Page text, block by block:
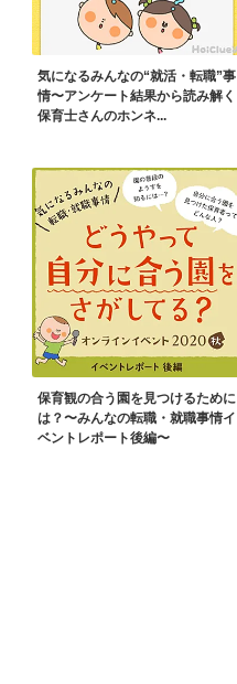
気になるみんなの“就活・転職”事
情〜アンケート結果から読み解く
保育士さんのホンネ...
保育観の合う園を見つけるために
は？〜みんなの転職・就職事情イ
ベントレポート後編〜